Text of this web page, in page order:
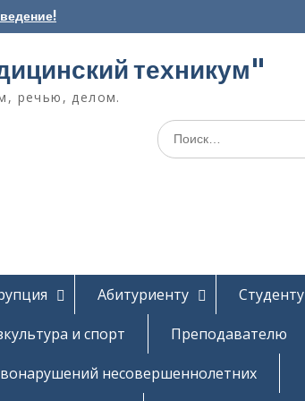
техникум"
речью, делом.
Поиск
по:
Абитуриенту
Студенту
и спорт
Преподавателю
несовершеннолетних